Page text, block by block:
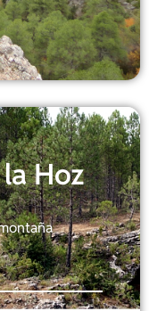
Hoz